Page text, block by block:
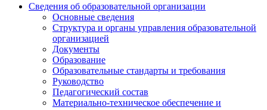
Сведения об образовательной организации
Основные сведения
Структура и органы управления образовательной
организацией
Документы
Образование
Образовательные стандарты и требования
Руководство
Педагогический состав
Материально-техническое обеспечение и